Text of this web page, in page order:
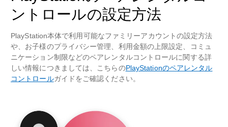
ントロールの設定方法
PlayStation本体で利用可能なファミリーアカウントの設定方法
や、お子様のプライバシー管理、利用金額の上限設定、コミュ
ニケーション制限などのペアレンタルコントロールに関する詳
しい情報につきましては、こちらのPlayStationのペアレンタル
コントロールガイドをご確認ください。